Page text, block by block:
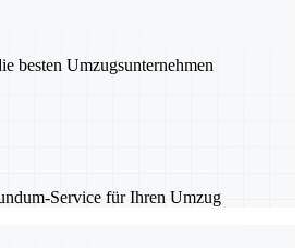
besten Umzugsunternehmen
Service für Ihren Umzug